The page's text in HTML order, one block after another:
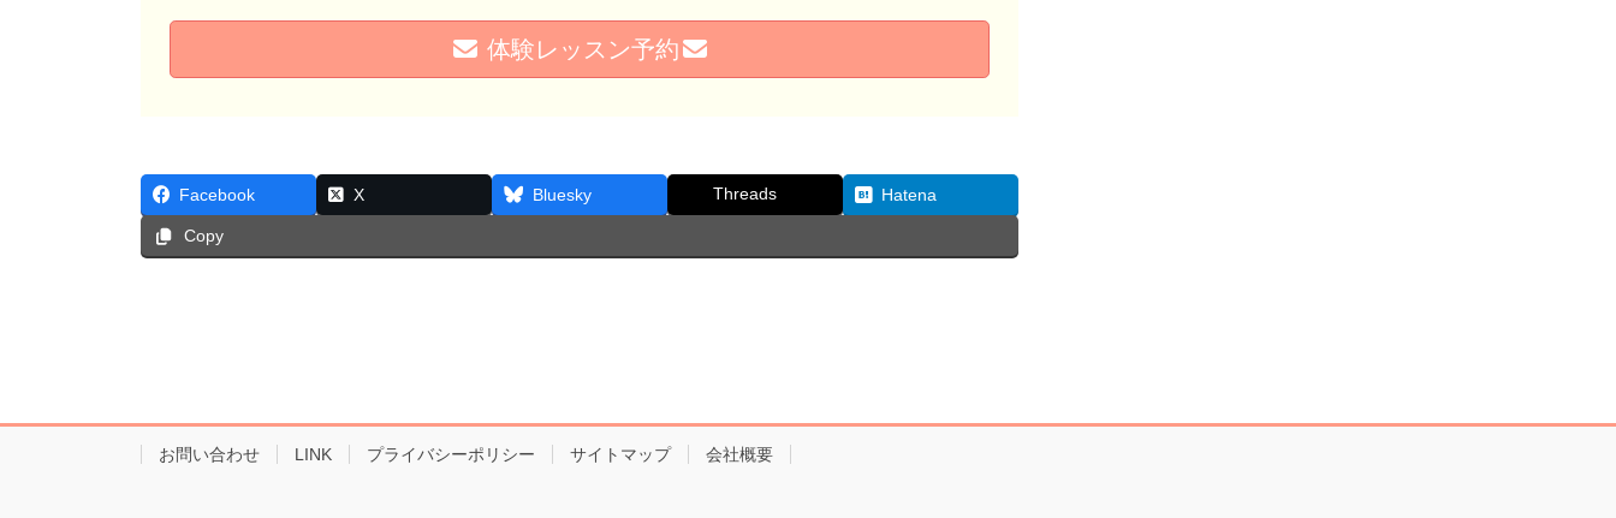
体験レッスン予約
Facebook X Bluesky Threads Hatena
Copy
お問い合わせ LINK プライバシーポリシー サイトマップ 会社概要